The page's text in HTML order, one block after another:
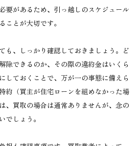
要があるため、引っ越しのスケジュール
ことが大切です。
も、しっかり確認しておきましょう。ど
除できるのか、その際の違約金はいくら
しておくことで、万が一の事態に備えら
約（買主が住宅ローンを組めなかった場
、買取の場合は通常ありませんが、念の
でしょう。